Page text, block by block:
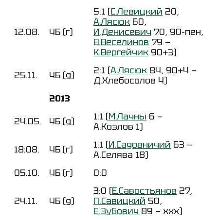
12.08. ЧБ (г)
5:1 (С.Левицкий 20,
А.Лясюк 60,
И.Денисевич 70, 90-пен,
В.Веселинов 79 —
К.Вергейчик 90+3)
25.11. ЧБ (д) 2:1 (А.Лясюк 84, 90+4 —
Д.Хлебосолов 4)
2013
24.05. ЧБ (д) 1:1 (М.Лачны 6 —
А.Козлов 1)
18:08. ЧБ (г) 1:1 (И.Садовничий 63 —
А.Селява 18)
05.10.
ЧБ (г) 0:0
24.11. ЧБ (д)
3:0 (Е.Савостьянов 27,
П.Савицкий 50,
Е.Зубович 89 — ххх)